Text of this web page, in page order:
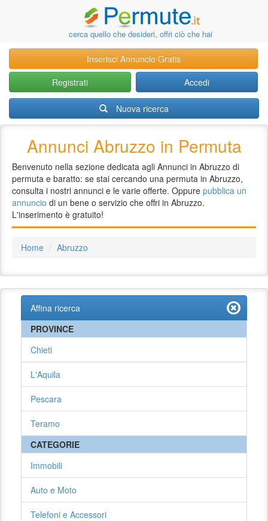
cerca quello che desideri, offri ciò che hai
Inserisci Annuncio Gratis
Registrati
Accedi
Nuova ricerca
Annunci Abruzzo in Permuta
Benvenuto nella sezione dedicata agli Annunci in Abruzzo di
permuta e baratto: se stai cercando una permuta in Abruzzo,
consulta i nostri annunci e le varie offerte. Oppure pubblica un
annuncio di un bene o servizio che offri in Abruzzo.
L'inserimento è gratuito!
Home Abruzzo
Affina ricerca
PROVINCE
Chieti
L'Aquila
Pescara
Teramo
CATEGORIE
Immobili
Auto e Moto
Telefoni e Accessori